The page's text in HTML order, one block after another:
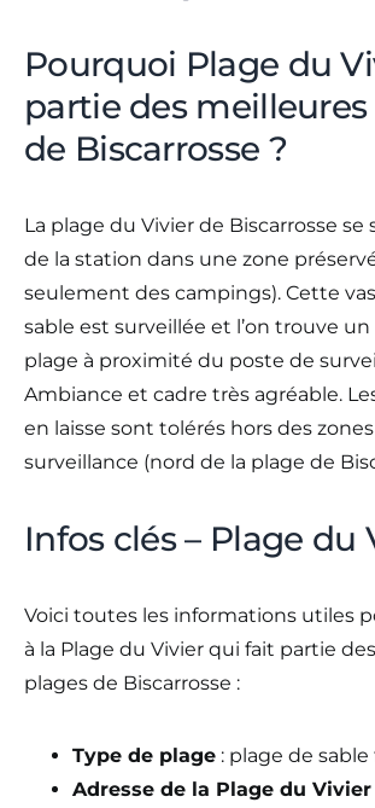
Pourquoi Plage du
partie des
de Biscarrosse ?
La plage du Vivier de Biscarrosse se
de la station dans une zone
seulement des campings). Cette
sable est surveillée et l’on trouve
plage à proximité du poste de
Ambiance et cadre très agréable.
en laisse sont tolérés hors des
surveillance (nord de la plage de
Infos clés – Plage du
Voici toutes les informations utiles
à la Plage du Vivier qui fait partie
plages de Biscarrosse :
Type de plage : plage de sable
Adresse de la Plage du Vivier